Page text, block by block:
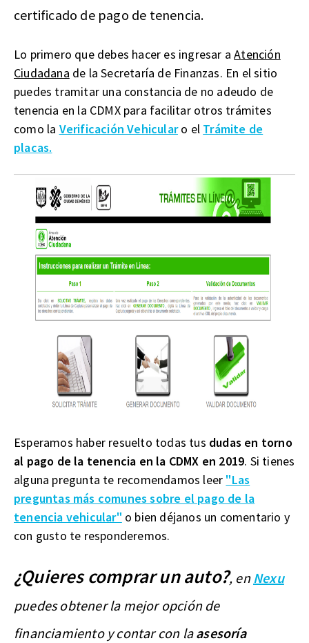
certificado de pago de tenencia.
Lo primero que debes hacer es ingresar aAtención
Ciudadana de la Secretaría de Finanzas. En el sitio
puedes tramitar una constancia de no adeudo de
tenencia en la CDMX para facilitar otros trámites
como la Verificación Vehicularo el Trámite de
placas.
Esperamos haber resuelto todas tus dudas en torno
al pago de la tenencia en la CDMX en 2019. Si tienes
alguna pregunta te recomendamos leer "Las
preguntas más comunes sobre el pago de la
tenencia vehicular" o bien déjanos un comentario y
con gusto te responderemos.
¿Quieres comprar un auto?, enNexu
puedes obtener la mejor opción de
financiamiento y contar con laasesoría